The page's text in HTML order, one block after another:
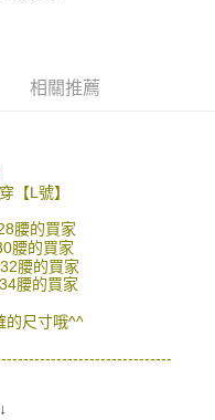
之損失，本公司不負相關責
之情形，本公司將視審查結果
冊。若發現惡意使用之情形，
用額度並採取法律行動。
相關推薦
【L號】
腰的買家
腰的買家
腰的買家
腰的買家
的尺寸哦^^